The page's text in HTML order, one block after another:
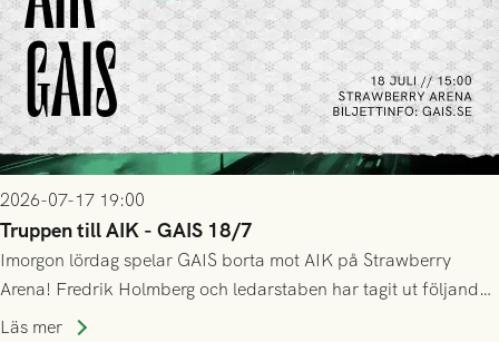
2026-07-17 19:00
Truppen till AIK - GAIS 18/7
Imorgon lördag spelar GAIS borta mot AIK på Strawberry
Arena! Fredrik Holmberg och ledarstaben har tagit ut följande
trupp till matchen:
Läs mer